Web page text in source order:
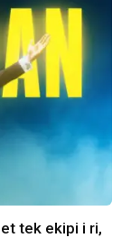
tek ekipi i ri,